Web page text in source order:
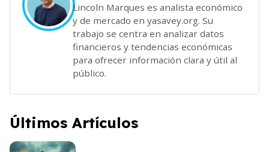
Lincoln Marques es analista económico
y de mercado en yasavey.org. Su
trabajo se centra en analizar datos
financieros y tendencias económicas
para ofrecer información clara y útil al
público.
Últimos Artículos